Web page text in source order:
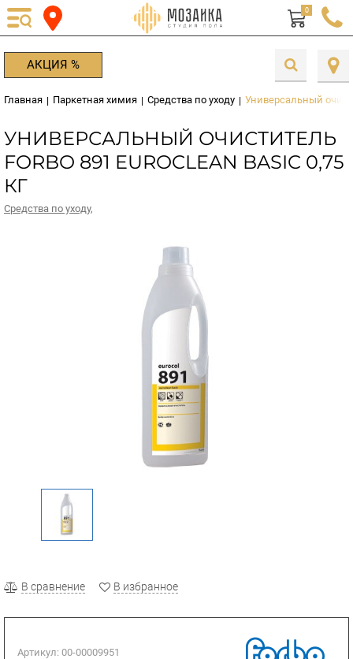
0
АКЦИЯ %
Главная | Паркетная химия | Средства по уходу | Универсальный
УНИВЕРСАЛЬНЫЙ ОЧИСТИТЕЛЬ
FORBO 891 EUROCLEAN BASIC 0,75
КГ
Средства по уходу,
В сравнение В избранное
Артикул: 00-00009951